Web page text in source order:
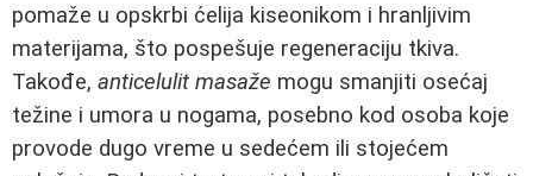
pomaže u opskrbi ćelija kiseonikom i hranljivim
materijama, što pospešuje regeneraciju tkiva.
Takođe, anticelulit masaže mogu smanjiti osećaj
težine i umora u nogama, posebno kod osoba koje
provode dugo vreme u sedećem ili stojećem